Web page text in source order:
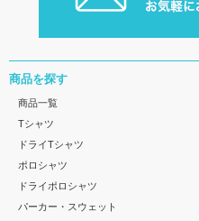
商品を探す
商品一覧
Tシャツ
ドライTシャツ
ポロシャツ
ドライポロシャツ
パーカー・スウェット